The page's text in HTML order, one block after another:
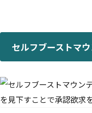
セルフブーストマ